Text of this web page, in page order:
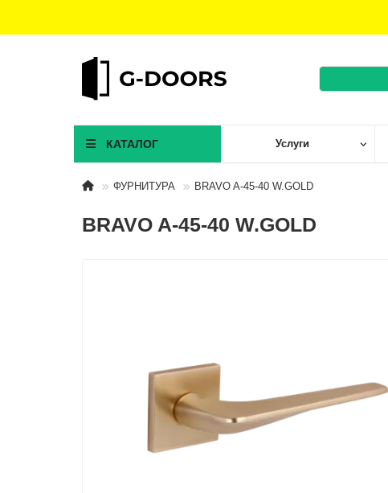
КАТАЛОГ Услуги
ФУРНИТУРА BRAVO A-45-40 W.GOLD
BRAVO A-45-40 W.GOLD